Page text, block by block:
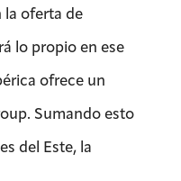
la oferta de
lo propio en ese
ofrece un
Sumando esto
del Este, la